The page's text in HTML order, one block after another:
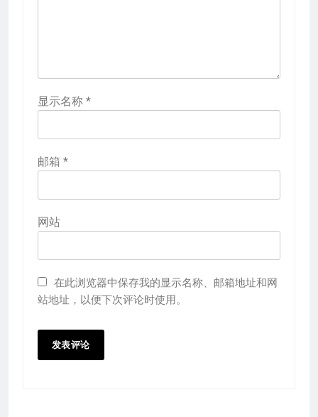
显示名称 *
邮箱 *
网站
在此浏览器中保存我的显示名称、邮箱地址和网
站地址，以便下次评论时使用。